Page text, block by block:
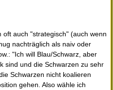
oft auch "strategisch" (auch wenn
nachträglich als naiv oder
"Ich will Blau/Schwarz, aber
sind und die Schwarzen zu sehr
Schwarzen nicht koalieren
gehen. Also wähle ich